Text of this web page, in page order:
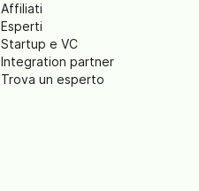
Affiliati
Esperti
Startup e VC
Integration partner
Trova un esperto